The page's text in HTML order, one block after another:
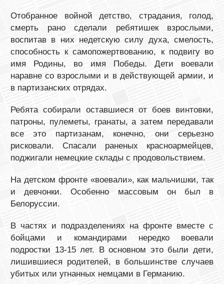
Отобранное войной детство, страдания, голод,
смерть рано сделали ребятишек взрослыми,
воспитав в них недетскую силу духа, смелость,
способность к самопожертвованию, к подвигу во
имя Родины, во имя Победы. Дети воевали
наравне со взрослыми и в действующей армии, и
в партизанских отрядах.
Ребята собирали оставшиеся от боев винтовки,
патроны, пулеметы, гранаты, а затем передавали
все это партизанам, конечно, они серьезно
рисковали. Спасали раненых красноармейцев,
поджигали немецкие склады с продовольствием.
На детском фронте «воевали», как мальчишки, так
и девчонки. Особенно массовым он был в
Белоруссии.
В частях и подразделениях на фронте вместе с
бойцами и командирами нередко воевали
подростки 13-15 лет. В основном это были дети,
лишившиеся родителей, в большинстве случаев
убитых или угнанных немцами в Германию.